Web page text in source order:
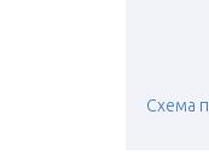
Схема